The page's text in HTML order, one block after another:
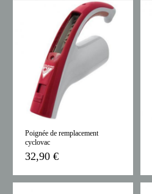
Poignée de remplacement
cyclovac
32,90 €